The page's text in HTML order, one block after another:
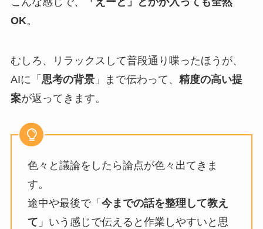
OK。
むしろ、リラックスして普段通り喋ったほうが、
AIに「 思考の背景」まで伝わって、 精度の高い提
案が返ってきます。
色々と議論をしたら論点が色々出てきま
す。
途中や最後で「 今までの話を整理して教え
て 」いう感じで伝えると作業しやすいと思